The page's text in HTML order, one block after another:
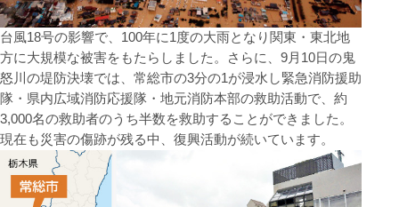
台風18号の影響で、100年に1度の大雨となり関東・東北地
方に大規模な被害をもたらしました。さらに、9月10日の鬼
怒川の堤防決壊では、常総市の3分の1が浸水し緊急消防援助
隊・県内広域消防応援隊・地元消防本部の救助活動で、約
3,000名の救助者のうち半数を救助することができました。
現在も災害の傷跡が残る中、復興活動が続いています。